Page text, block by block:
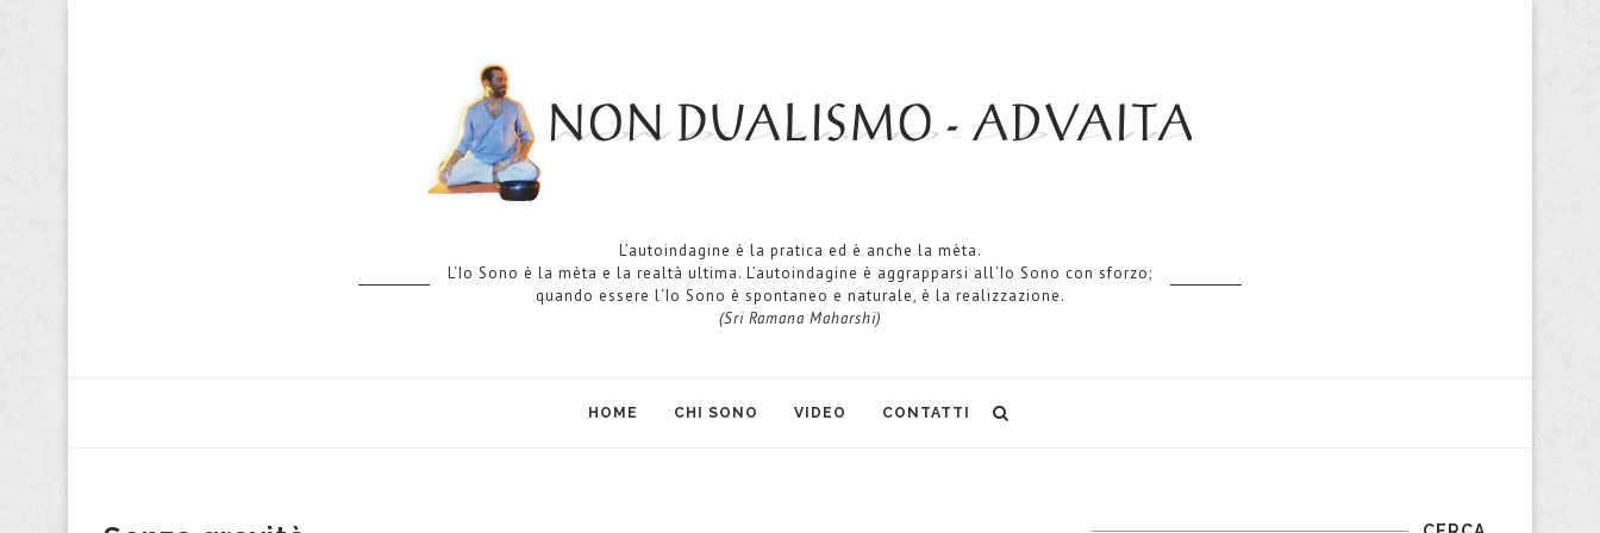
L’autoindagine è la pratica ed è anche la mèta.
L‘Io Sono è la mèta e la realtà ultima. L’autoindagine è aggrapparsi all‘Io Sono con sforzo;
quando essere l‘Io Sono è spontaneo e naturale, è la realizzazione.
(Sri Ramana Maharshi)
HOME CHI SONO VIDEO CONTATTI